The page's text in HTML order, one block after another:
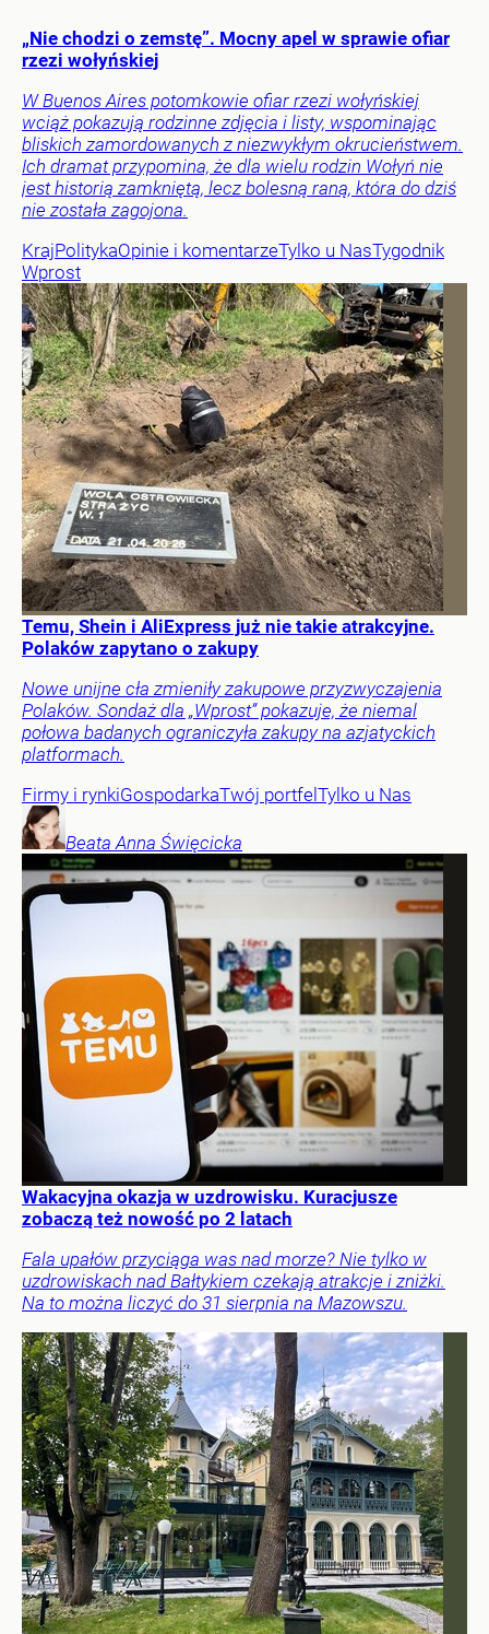
„Nie chodzi o zemstę”. Mocny apel w sprawie ofiar
rzezi wołyńskiej
W Buenos Aires potomkowie ofiar rzezi wołyńskiej
wciąż pokazują rodzinne zdjęcia i listy, wspominając
bliskich zamordowanych z niezwykłym okrucieństwem.
Ich dramat przypomina, że dla wielu rodzin Wołyń nie
jest historią zamkniętą, lecz bolesną raną, która do dziś
nie została zagojona.
KrajPolitykaOpinie i komentarzeTylko u NasTygodnik
Wprost
Temu, Shein i AliExpress już nie takie atrakcyjne.
Polaków zapytano o zakupy
Nowe unijne cła zmieniły zakupowe przyzwyczajenia
Polaków. Sondaż dla „Wprost” pokazuje, że niemal
połowa badanych ograniczyła zakupy na azjatyckich
platformach.
Firmy i rynkiGospodarkaTwój portfel Tylko u Nas
Beata Anna Święcicka
Wakacyjna okazja w uzdrowisku. Kuracjusze
zobaczą też nowość po 2 latach
Fala upałów przyciąga was nad morze? Nie tylko w
uzdrowiskach nad Bałtykiem czekają atrakcje i zniżki.
Na to można liczyć do 31 sierpnia na Mazowszu.